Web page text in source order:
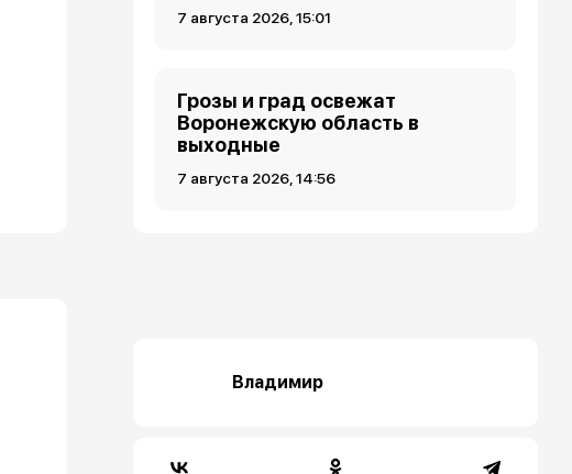
7 августа 2026, 15:01
Грозы и град освежат
Воронежскую область в
выходные
7 августа 2026, 14:56
Владимир